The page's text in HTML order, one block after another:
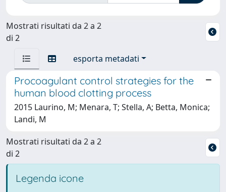
Mostrati risultati da 2 a 2
di 2
esporta metadati
Procoagulant control strategies for the
human blood clotting process
2015 Laurino, M; Menara, T; Stella, A; Betta, Monica;
Landi, M
Mostrati risultati da 2 a 2
di 2
Legenda icone